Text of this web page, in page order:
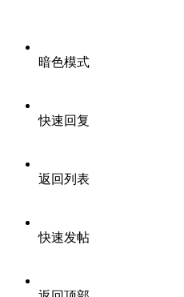
暗色模式
快速回复
返回列表
快速发帖